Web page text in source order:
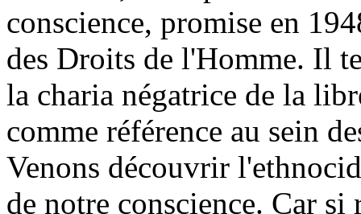
conscience, promise en
des Droits de l'Homme. Il
la charia négatrice de la
comme référence au sein
Venons découvrir
de notre conscience. Car